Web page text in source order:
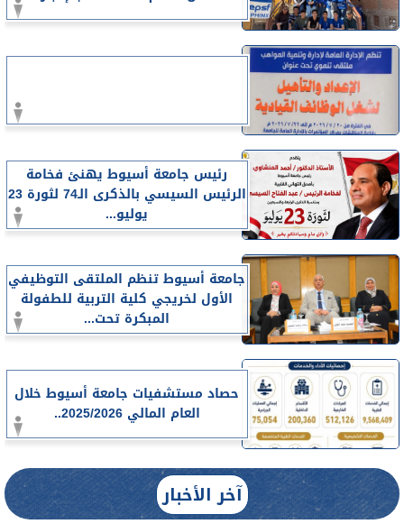
رئيس جامعة أسيوط يهنئ فخامة
الرئيس السيسي بالذكرى الـ74 لثورة 23
يوليو...
جامعة أسيوط تنظم الملتقى التوظيفي
الأول لخريجي كلية التربية للطفولة
المبكرة تحت...
حصاد مستشفيات جامعة أسيوط خلال
العام المالي 2025/2026..
آخر الأخبار